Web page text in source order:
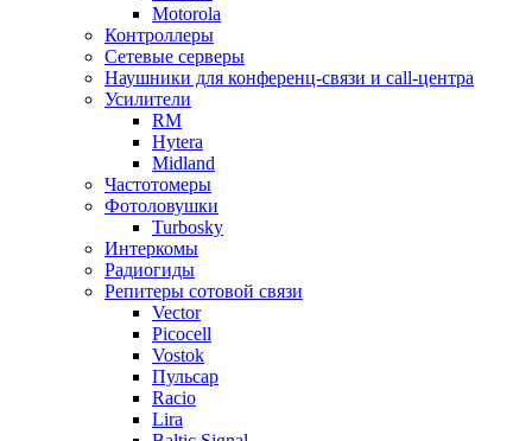
Motorola
Контроллеры
Сетевые серверы
Наушники для конференц-связи и call-центра
Усилители
RM
Hytera
Midland
Частотомеры
Фотоловушки
Turbosky
Интеркомы
Радиогиды
Репитеры сотовой связи
Vector
Picocell
Vostok
Пульсар
Racio
Lira